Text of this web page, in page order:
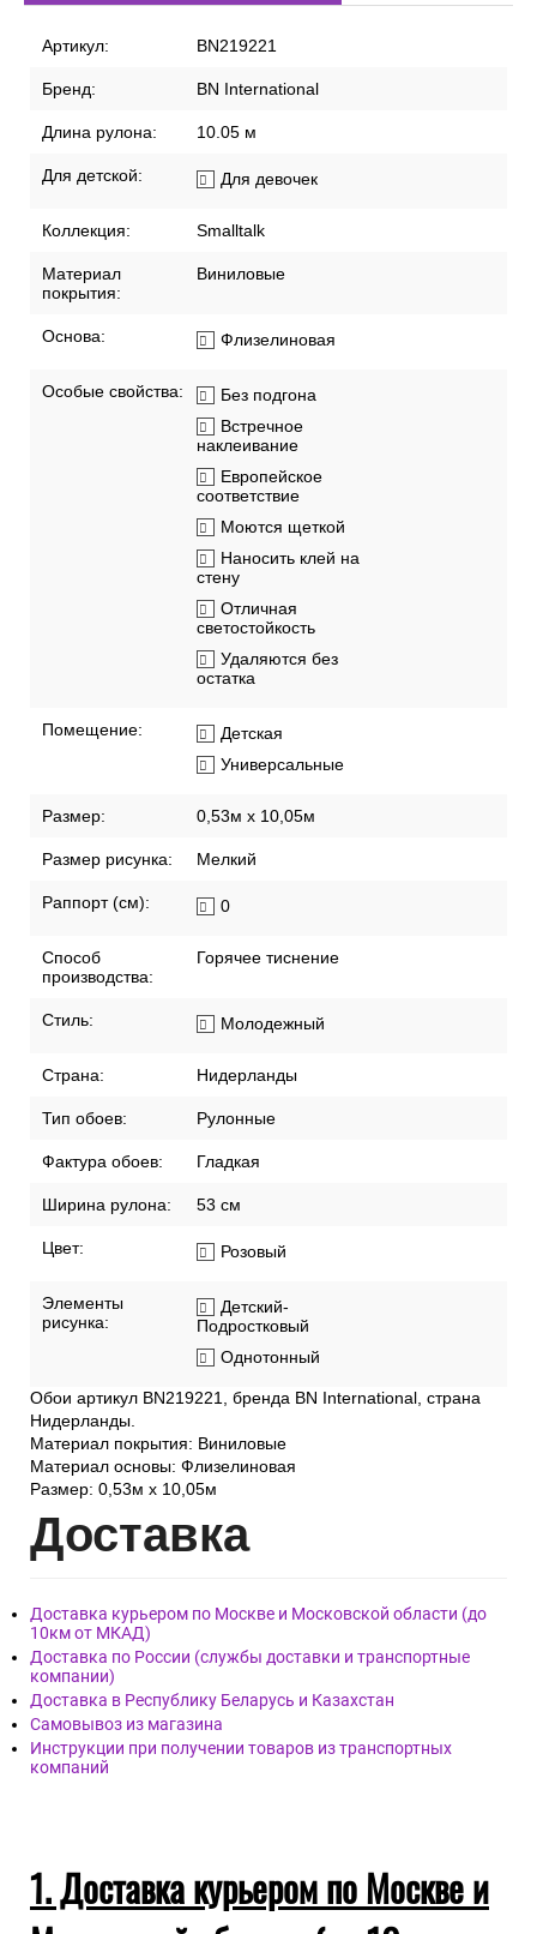
Артикул: BN219221
Бренд: BN International
Длина рулона: 10.05 м
Для детской: Для девочек
Коллекция: Smalltalk
Материал
покрытия:
Виниловые
Основа: Флизелиновая
Особые свойства:
Без подгона
Встречное
наклеивание
Европейское
соответствие
Моются щеткой
Наносить клей на
стену
Отличная
светостойкость
Удаляются без
остатка
Помещение:
Детская
Универсальные
Размер: 0,53м x 10,05м
Размер рисунка: Мелкий
Раппорт (см): 0
Способ
производства:
Горячее тиснение
Стиль: Молодежный
Страна: Нидерланды
Тип обоев: Рулонные
Фактура обоев: Гладкая
Ширина рулона: 53 см
Цвет: Розовый
Элементы
рисунка:
Детский-
Подростковый
Однотонный
Обои артикул BN219221, бренда BN International, страна
Нидерланды.
Материал покрытия: Виниловые
Материал основы: Флизелиновая
Размер: 0,53м x 10,05м
Доставка
Доставка курьером по Москве и Московской области (до
10км от МКАД)
Доставка по России (службы доставки и транспортные
компании)
Доставка в Республику Беларусь и Казахстан
Самовывоз из магазина
Инструкции при получении товаров из транспортных
компаний
1. Доставка курьером по Москве и